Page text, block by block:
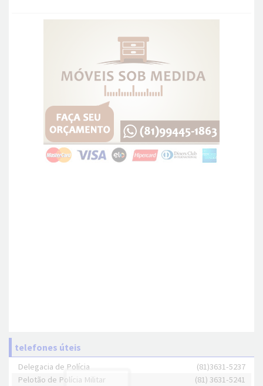
telefones úteis
Delegacia de Polícia
(81)3631-5237
Pelotão de Polícia Militar
(81) 3631-5241